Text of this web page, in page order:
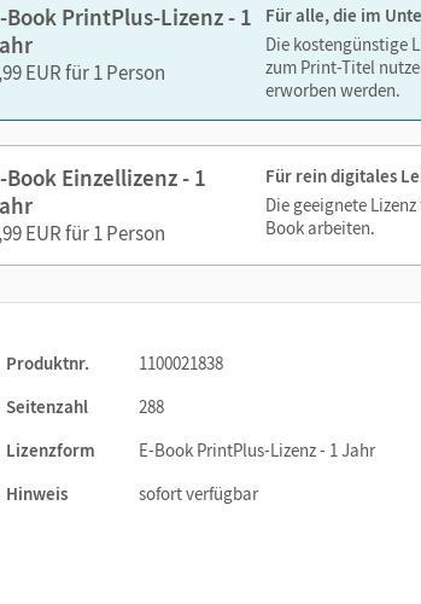
Book PrintPlus-Lizenz - 1
EUR für 1 Person
Für alle, die im
Die kostengünstige
zum Print-Titel
erworben werden.
Book Einzellizenz - 1
EUR für 1 Person
Für rein digitales
Die geeignete
Book arbeiten.
Produktnr.
1100021838
Seitenzahl
288
Lizenzform
E-Book PrintPlus-Lizenz - 1 Jahr
Hinweis
sofort verfügbar